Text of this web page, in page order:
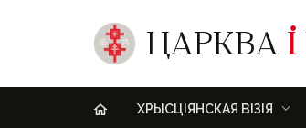
ЦАРКВА І
ХРЫСЦІЯНСКАЯ ВІЗІЯ